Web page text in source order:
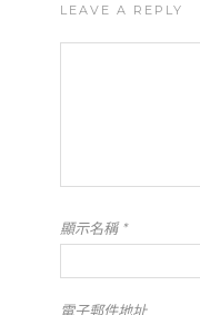
LEAVE A REPLY
顯示名稱*
電子郵件地址